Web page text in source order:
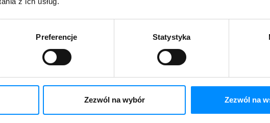
Preferencje Statystyka
Zezwól na wybór Zezwól na
w TV – poznaj nowe kanały w pakietach telewizyjnych ASTA-NET →
lub odwiedź najbliższy
na każde pytanie.